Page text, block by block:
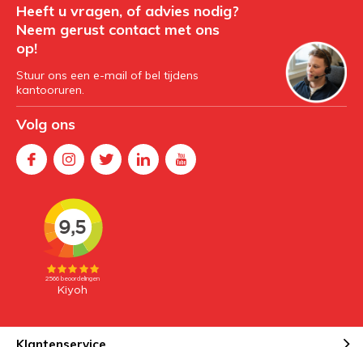
Heeft u vragen, of advies nodig?
Neem gerust contact met ons
op!
Stuur ons een e-mail of bel tijdens
kantooruren.
Volg ons